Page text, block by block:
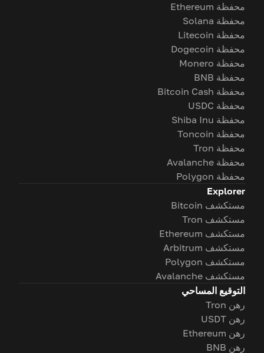
محفظة Ethereum
محفظة Solana
محفظة Litecoin
محفظة Dogecoin
محفظة Monero
محفظة BNB
محفظة Bitcoin Cash
محفظة USDC
محفظة Shiba Inu
محفظة Toncoin
محفظة Tron
محفظة Avalanche
محفظة Polygon
Explorer
مستكشف Bitcoin
مستكشف Tron
مستكشف Ethereum
مستكشف Arbitrum
مستكشف Polygon
مستكشف Avalanche
التوقيع المساحي
رهن Tron
رهن USDT
رهن Ethereum
رهن BNB